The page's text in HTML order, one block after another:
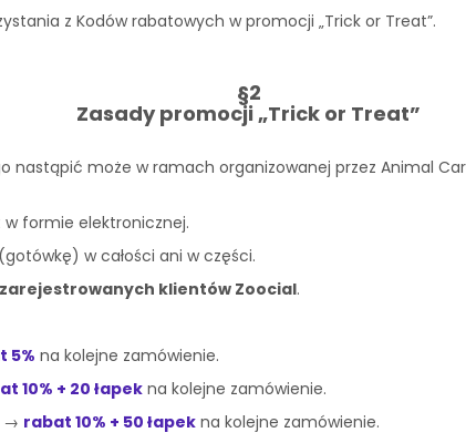
z Kodów rabatowych w promocji „Trick or Treat”.
§2
Zasady promocji „Trick or Treat”
nastąpić może w ramach organizowanej przez Animal
w formie elektronicznej.
w całości ani w części.
zarejestrowanych klientów Zoocial.
5% na kolejne zamówienie.
10% + 20 łapek na kolejne zamówienie.
→ rabat 10% + 50 łapek na kolejne zamówienie.